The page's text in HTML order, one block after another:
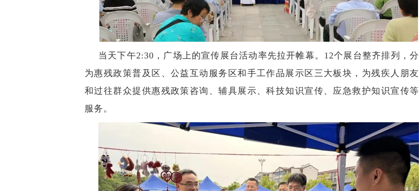
当天下午2:30，广场上的宣传展台活动率先拉开帷幕。12个展台整齐排列，分
为惠残政策普及区、公益互动服务区和手工作品展示区三大板块，为残疾人朋友
和过往群众提供惠残政策咨询、辅具展示、科技知识宣传、应急救护知识宣传等
服务。